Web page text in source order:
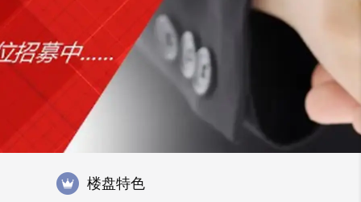
楼盘特色